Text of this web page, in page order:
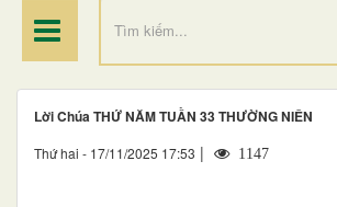
Lời Chúa THỨ NĂM TUẦN 33 THƯỜNG NIÊN
Thứ hai - 17/11/2025 17:53 | 1147